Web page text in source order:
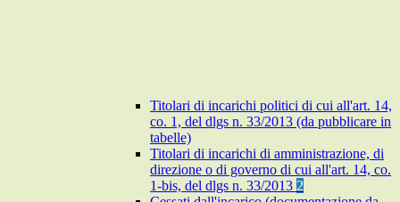
Titolari di incarichi politici di cui all'art. 14,
co. 1, del dlgs n. 33/2013 (da pubblicare in
tabelle)
Titolari di incarichi di amministrazione, di
direzione o di governo di cui all'art. 14, co.
1-bis, del dlgs n. 33/2013 2